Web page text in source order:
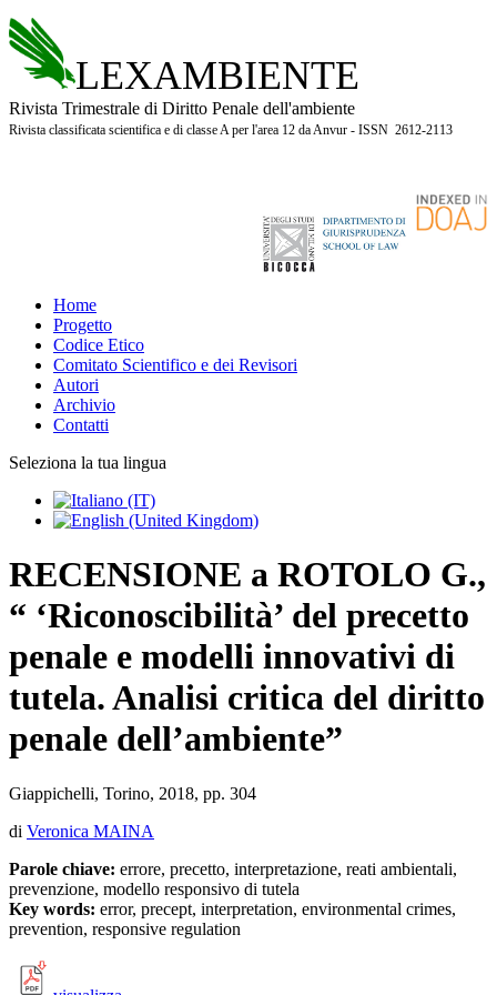
LEXAMBIENTE
Rivista Trimestrale di Diritto Penale dell'ambiente
Rivista classificata scientifica e di classe A per l'area 12 da Anvur - ISSN 2612-2113
Home
Progetto
Codice Etico
Comitato Scientifico e dei Revisori
Autori
Archivio
Contatti
Seleziona la tua lingua
RECENSIONE a ROTOLO G.,
“ ‘Riconoscibilità’ del precetto
penale e modelli innovativi di
tutela. Analisi critica del diritto
penale dell’ambiente”
Giappichelli, Torino, 2018, pp. 304
di Veronica MAINA
Parole chiave: errore, precetto, interpretazione, reati ambientali,
prevenzione, modello responsivo di tutela
Key words: error, precept, interpretation, environmental crimes,
prevention, responsive regulation